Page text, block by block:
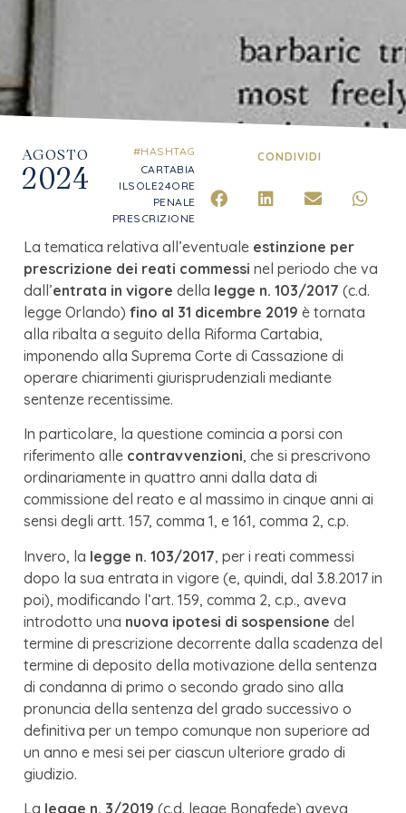
AGOSTO
2024
#HASHTAG
CARTABIA
ILSOLE24ORE
PENALE
PRESCRIZIONE
CONDIVIDI
La tematica relativa all’eventuale estinzione per
prescrizione dei reati commessi nel periodo che va
dall’entrata in vigore della legge n. 103/2017 (c.d.
legge Orlando) fino al 31 dicembre 2019 è tornata
alla ribalta a seguito della Riforma Cartabia,
imponendo alla Suprema Corte di Cassazione di
operare chiarimenti giurisprudenziali mediante
sentenze recentissime.
In particolare, la questione comincia a porsi con
riferimento alle contravvenzioni, che si prescrivono
ordinariamente in quattro anni dalla data di
commissione del reato e al massimo in cinque anni ai
sensi degli artt. 157, comma 1, e 161, comma 2, c.p.
Invero, la legge n. 103/2017, per i reati commessi
dopo la sua entrata in vigore (e, quindi, dal 3.8.2017 in
poi), modificando l’art. 159, comma 2, c.p., aveva
introdotto una nuova ipotesi di sospensione del
termine di prescrizione decorrente dalla scadenza del
termine di deposito della motivazione della sentenza
di condanna di primo o secondo grado sino alla
pronuncia della sentenza del grado successivo o
definitiva per un tempo comunque non superiore ad
un anno e mesi sei per ciascun ulteriore grado di
giudizio.
La legge n. 3/2019 (c.d. legge Bonafede) aveva